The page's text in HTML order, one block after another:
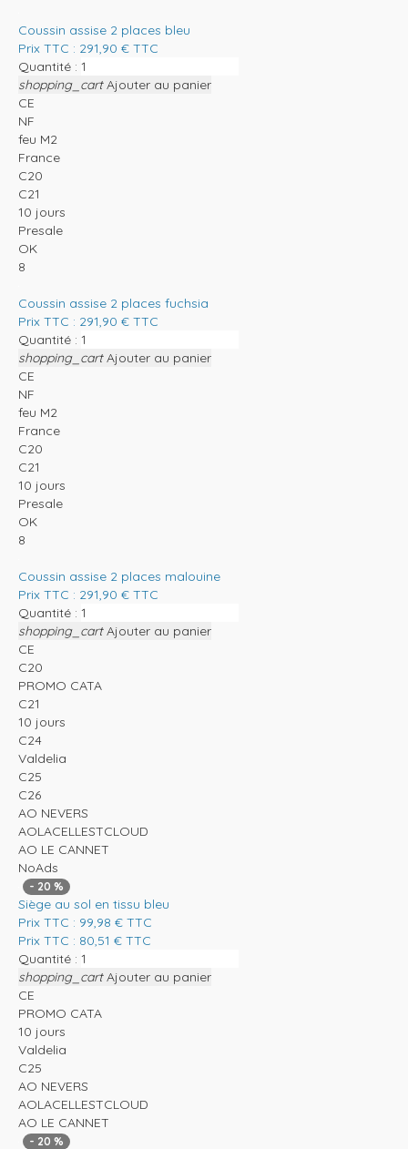
Coussin assise 2 places bleu
Prix TTC : 291,90 € TTC
Quantité :
shopping_cart Ajouter au panier
CE
NF
feu M2
France
C20
C21
10 jours
Presale
OK
8
Coussin assise 2 places fuchsia
Prix TTC : 291,90 € TTC
Quantité :
shopping_cart Ajouter au panier
CE
NF
feu M2
France
C20
C21
10 jours
Presale
OK
8
Coussin assise 2 places malouine
Prix TTC : 291,90 € TTC
Quantité :
shopping_cart Ajouter au panier
CE
C20
PROMO CATA
C21
10 jours
C24
Valdelia
C25
C26
AO NEVERS
AOLACELLESTCLOUD
AO LE CANNET
NoAds
- 20 %
Siège au sol en tissu bleu
Prix TTC : 99,98 € TTC
Prix TTC : 80,51 € TTC
Quantité :
shopping_cart Ajouter au panier
CE
PROMO CATA
10 jours
Valdelia
C25
AO NEVERS
AOLACELLESTCLOUD
AO LE CANNET
- 20 %